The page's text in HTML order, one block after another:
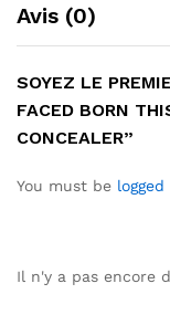
Avis (0)
SOYEZ LE
FACED BORN
CONCEALER”
You must be logged
Il n'y a pas encore